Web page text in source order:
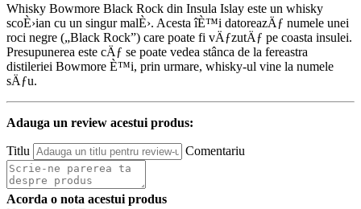
Whisky Bowmore Black Rock din Insula Islay este un whisky
scoÈ›ian cu un singur malÈ›. Acesta îÈ™i datoreazÄƒ numele unei
roci negre („Black Rock”) care poate fi vÄƒzutÄƒ pe coasta insulei.
Presupunerea este cÄƒ se poate vedea stânca de la fereastra
distileriei Bowmore È™i, prin urmare, whisky-ul vine la numele
sÄƒu.
Adauga un review acestui produs:
Titlu Comentariu
Acorda o nota acestui produs